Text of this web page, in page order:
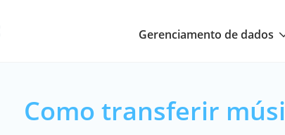
Gerenciamento de dados
Como transferir